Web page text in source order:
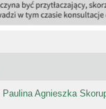
Paulina Agnieszka